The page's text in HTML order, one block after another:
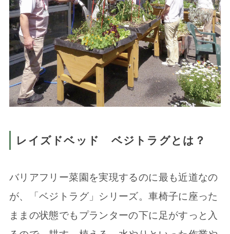
レイズドベッド ベジトラグとは？
バリアフリー菜園を実現するのに最も近道なの
が、「ベジトラグ」シリーズ。車椅子に座った
ままの状態でもプランターの下に足がすっと入